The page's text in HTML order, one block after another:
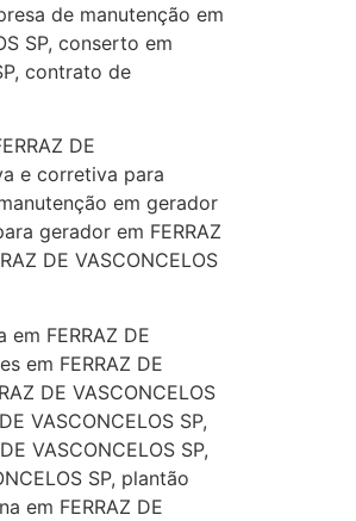
de manutenção em
SP, conserto em
contrato de
DE
e corretiva para
em gerador
gerador em FERRAZ
DE VASCONCELOS
FERRAZ DE
em FERRAZ DE
DE VASCONCELOS
VASCONCELOS SP,
VASCONCELOS SP,
SP, plantão
em FERRAZ DE